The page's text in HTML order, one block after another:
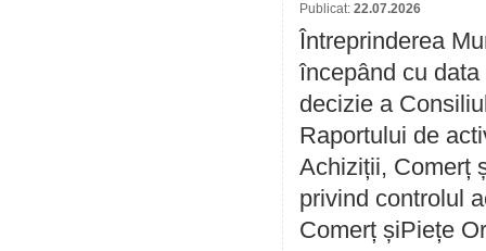
Publicat: 22.07.2026
Întreprinderea
începând cu
decizie a
Raportului de
Achiziții, Comerț
privind controlul
Comerț șiPiețe